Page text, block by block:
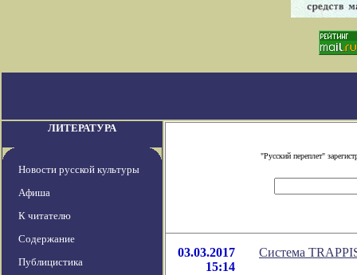
ЛИТЕРАТУРА
Новости русской культуры
Афиша
К читателю
Содержание
Публицистика
"Русский переплет"
03.03.2017
15:14
Система